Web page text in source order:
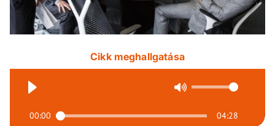
Cikk meghallgatása
00:00 04:28